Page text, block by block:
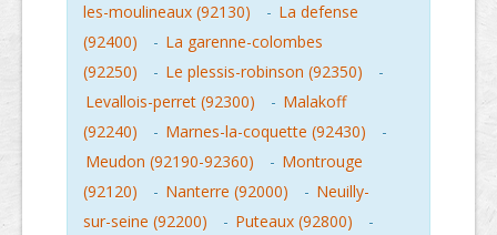
les-moulineaux (92130)
- La defense
(92400)
- La garenne-colombes
(92250)
- Le plessis-robinson (92350)
-
Levallois-perret (92300)
- Malakoff
(92240)
- Marnes-la-coquette (92430)
-
Meudon (92190-92360)
- Montrouge
(92120)
- Nanterre (92000) - Neuilly-
sur-seine (92200)
- Puteaux (92800)
-